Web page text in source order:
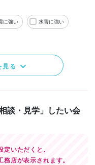
に強い 水害に強い
見る
談・見学」したい会
いただくと、
店が表示されます。